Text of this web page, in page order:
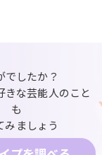
でしたか？
きな芸能人のこと
も
みましょう